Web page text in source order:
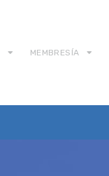
MEMBRESÍA